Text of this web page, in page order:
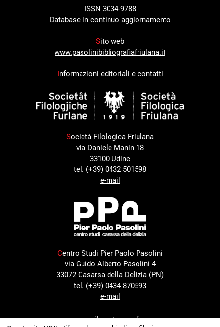
ISSN 3034-9788
Database in continuo aggiornamento
Sito web
www.pasolinibibliografiafriulana.it
Informazioni editoriali e contatti
Società Filologica Friulana
via Daniele Manin 18
33100 Udine
tel. (+39) 0432 501598
e-mail
Centro Studi Pier Paolo Pasolini
via Guido Alberto Pasolini 4
33072 Casarsa della Delizia (PN)
tel. (+39) 0434 870593
e-mail
con il sostegno di